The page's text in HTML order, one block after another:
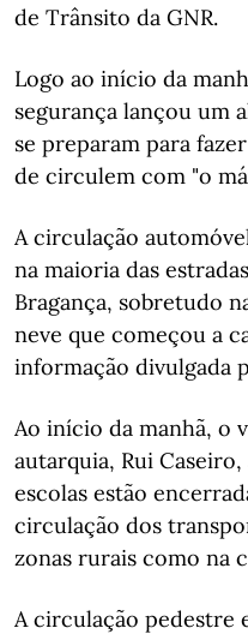
de Trânsito da GNR.
Logo ao início da
segurança lançou um
se preparam para
de circulem com "o
A circulação
na maioria das
Bragança, sobretudo
neve que começou a
informação divulgada
Ao início da manhã, o
autarquia, Rui
escolas estão
circulação dos
zonas rurais como na
A circulação pedestre